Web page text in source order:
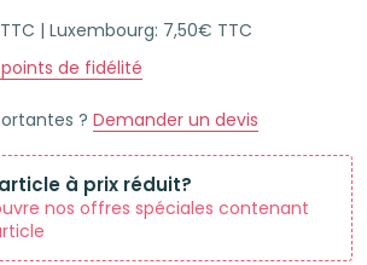
| Luxembourg: 7,50€ TTC
points de fidélité
? Demander un devis
à prix réduit?
nos offres spéciales contenant